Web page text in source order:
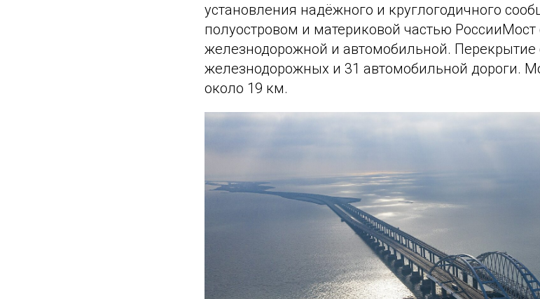
установления надёжного и круглогодичного
полуостровом и материковой частью РоссииМост
железнодорожной и автомобильной. Перекрытие
железнодорожных и 31 автомобильной дороги.
около 19 км.